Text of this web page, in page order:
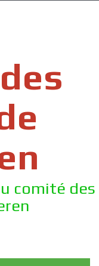
comité des